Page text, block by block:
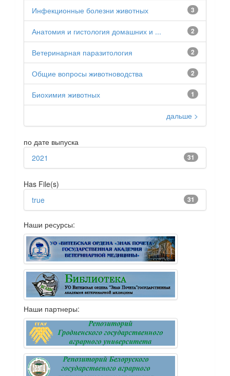
3
Инфекционные болезни животных
2
Анатомия и гистология домашних и ...
2
Ветеринарная паразитология
2
Общие вопросы животноводства
1
Биохимия животных
дальше >
по дате выпуска
31
2021
Has File(s)
31
true
Наши ресурсы:
Наши партнеры: